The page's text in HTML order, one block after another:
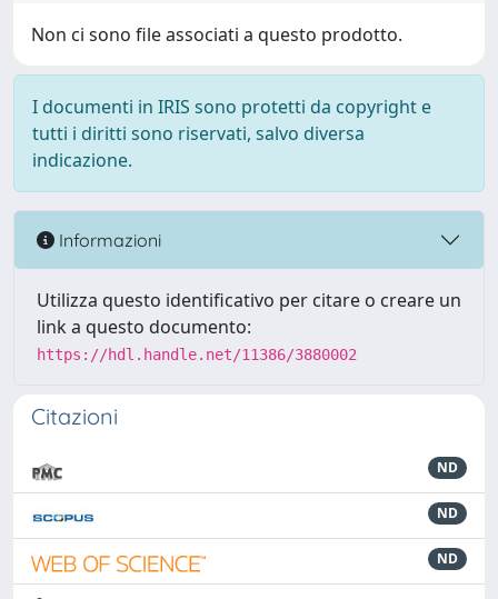
Non ci sono file associati a questo prodotto.
I documenti in IRIS sono protetti da copyright e
tutti i diritti sono riservati, salvo diversa
indicazione.
Informazioni
Utilizza questo identificativo per citare o creare un
link a questo documento:
https://hdl.handle.net/11386/3880002
Citazioni
ND
ND
ND